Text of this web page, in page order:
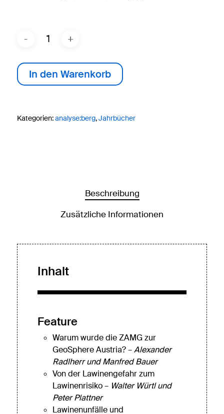
In den Warenkorb
Kategorien:analyse:berg,Jahrbücher
Beschreibung
Zusätzliche Informationen
Inhalt
Feature
Warum wurde die ZAMG zur
GeoSphere Austria? –Alexander
Radlherr und Manfred Bauer
Von der Lawinengefahr zum
Lawinenrisiko – Walter Würtl und
Peter Plattner
Lawinenunfälle und